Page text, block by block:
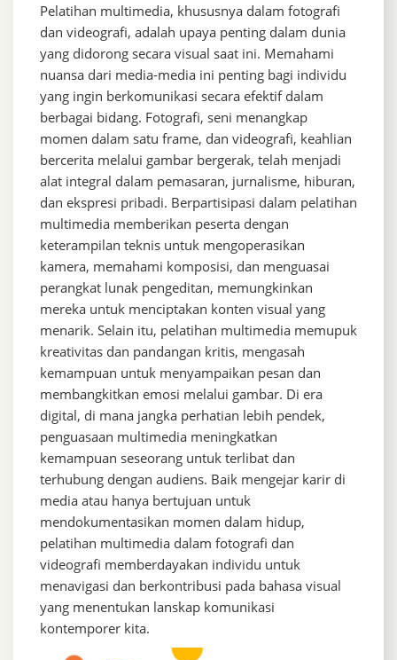
Pelatihan multimedia, khususnya dalam fotografi
dan videografi, adalah upaya penting dalam dunia
yang didorong secara visual saat ini. Memahami
nuansa dari media-media ini penting bagi individu
yang ingin berkomunikasi secara efektif dalam
berbagai bidang. Fotografi, seni menangkap
momen dalam satu frame, dan videografi, keahlian
bercerita melalui gambar bergerak, telah menjadi
alat integral dalam pemasaran, jurnalisme, hiburan,
dan ekspresi pribadi. Berpartisipasi dalam pelatihan
multimedia memberikan peserta dengan
keterampilan teknis untuk mengoperasikan
kamera, memahami komposisi, dan menguasai
perangkat lunak pengeditan, memungkinkan
mereka untuk menciptakan konten visual yang
menarik. Selain itu, pelatihan multimedia memupuk
kreativitas dan pandangan kritis, mengasah
kemampuan untuk menyampaikan pesan dan
membangkitkan emosi melalui gambar. Di era
digital, di mana jangka perhatian lebih pendek,
penguasaan multimedia meningkatkan
kemampuan seseorang untuk terlibat dan
terhubung dengan audiens. Baik mengejar karir di
media atau hanya bertujuan untuk
mendokumentasikan momen dalam hidup,
pelatihan multimedia dalam fotografi dan
videografi memberdayakan individu untuk
menavigasi dan berkontribusi pada bahasa visual
yang menentukan lanskap komunikasi
kontemporer kita.